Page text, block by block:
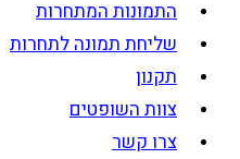
התמונות המתחרות
שליחת תמונה לתחרות
תקנון
צוות השופטים
צרו קשר